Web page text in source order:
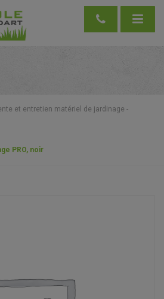
et entretien matériel de jardinage -
PRO, noir